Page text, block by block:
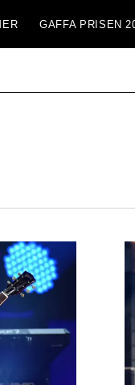
GAFFA PRISEN